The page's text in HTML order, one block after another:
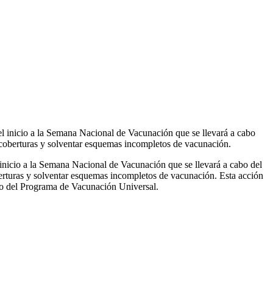
a la Semana Nacional de Vacunación que se llevará a cabo
y solventar esquemas incompletos de vacunación.
a la Semana Nacional de Vacunación que se llevará a cabo del
y solventar esquemas incompletos de vacunación. Esta acción
del Programa de Vacunación Universal.